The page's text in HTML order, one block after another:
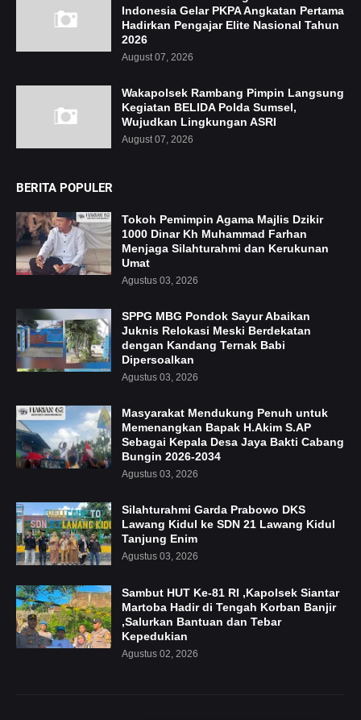
Indonesia Gelar PKPA Angkatan Pertama
Hadirkan Pengajar Elite Nasional Tahun
2026
August 07, 2026
Wakapolsek Rambang Pimpin Langsung
Kegiatan BELIDA Polda Sumsel,
Wujudkan Lingkungan ASRI
August 07, 2026
BERITA POPULER
Tokoh Pemimpin Agama Majlis Dzikir
1000 Dinar Kh Muhammad Farhan
Menjaga Silahturahmi dan Kerukunan
Umat
Agustus 03, 2026
SPPG MBG Pondok Sayur Abaikan
Juknis Relokasi Meski Berdekatan
dengan Kandang Ternak Babi
Dipersoalkan
Agustus 03, 2026
Masyarakat Mendukung Penuh untuk
Memenangkan Bapak H.Akim S.AP
Sebagai Kepala Desa Jaya Bakti Cabang
Bungin 2026-2034
Agustus 03, 2026
Silahturahmi Garda Prabowo DKS
Lawang Kidul ke SDN 21 Lawang Kidul
Tanjung Enim
Agustus 03, 2026
Sambut HUT Ke-81 RI ,Kapolsek Siantar
Martoba Hadir di Tengah Korban Banjir
,Salurkan Bantuan dan Tebar
Kepedukian
Agustus 02, 2026